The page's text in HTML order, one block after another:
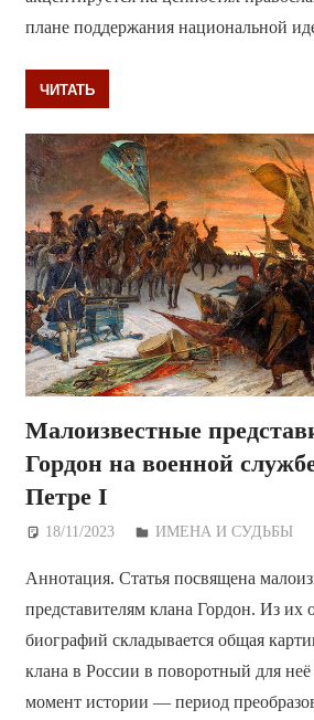
плане поддержания национальной
ЧИТАТЬ
Малоизвестные
Гордон на военной
Петре I
18/11/2023 Дежурный по Редакции
ИМЕНА И СУДЬБЫ
Аннотация. Статья посвящена
представителям клана Гордон. Из их
биографий складывается общая
клана в России в поворотный для
момент истории — период